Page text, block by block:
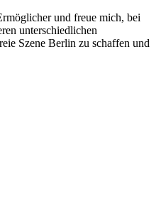
und freue mich, bei
unterschiedlichen
Szene Berlin zu schaffen und